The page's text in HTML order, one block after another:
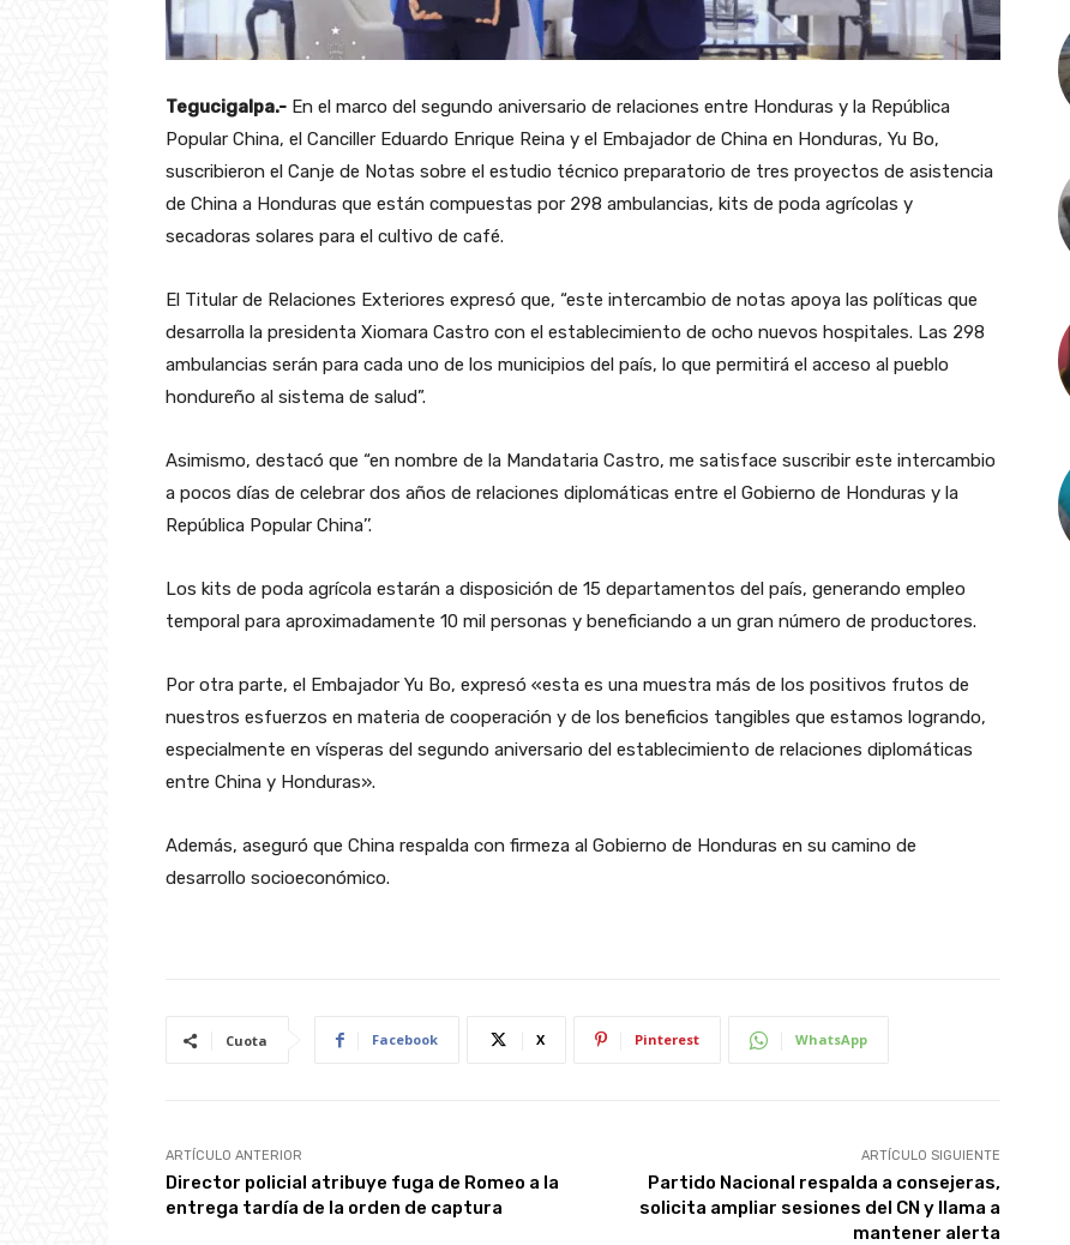
Tegucigalpa.- En el marco del segundo aniversario de relaciones entre Honduras y la República
Popular China, el Canciller Eduardo Enrique Reina y el Embajador de China en Honduras, Yu Bo,
suscribieron el Canje de Notas sobre el estudio técnico preparatorio de tres proyectos de asistencia
de China a Honduras que están compuestas por 298 ambulancias, kits de poda agrícolas y
secadoras solares para el cultivo de café.
El Titular de Relaciones Exteriores expresó que, “este intercambio de notas apoya las políticas que
desarrolla la presidenta Xiomara Castro con el establecimiento de ocho nuevos hospitales. Las 298
ambulancias serán para cada uno de los municipios del país, lo que permitirá el acceso al pueblo
hondureño al sistema de salud”.
Asimismo, destacó que “en nombre de la Mandataria Castro, me satisface suscribir este intercambio
a pocos días de celebrar dos años de relaciones diplomáticas entre el Gobierno de Honduras y la
República Popular China’’.
Los kits de poda agrícola estarán a disposición de 15 departamentos del país, generando empleo
temporal para aproximadamente 10 mil personas y beneficiando a un gran número de productores.
Por otra parte, el Embajador Yu Bo, expresó «esta es una muestra más de los positivos frutos de
nuestros esfuerzos en materia de cooperación y de los beneficios tangibles que estamos logrando,
especialmente en vísperas del segundo aniversario del establecimiento de relaciones diplomáticas
entre China y Honduras».
Además, aseguró que China respalda con firmeza al Gobierno de Honduras en su camino de
desarrollo socioeconómico.
Cuota Facebook X Pinterest WhatsApp
ARTÍCULO ANTERIOR
Director policial atribuye fuga de Romeo a la
entrega tardía de la orden de captura
ARTÍCULO SIGUIENTE
Partido Nacional respalda a consejeras,
solicita ampliar sesiones del CN y llama a
mantener alerta